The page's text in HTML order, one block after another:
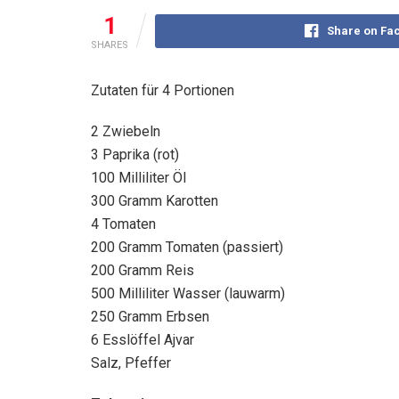
1
SHARES
Share on
Zutaten für 4 Portionen
2 Zwiebeln
3 Paprika (rot)
100 Milliliter Öl
300 Gramm Karotten
4 Tomaten
200 Gramm Tomaten (passiert)
200 Gramm Reis
500 Milliliter Wasser (lauwarm)
250 Gramm Erbsen
6 Esslöffel Ajvar
Salz, Pfeffer